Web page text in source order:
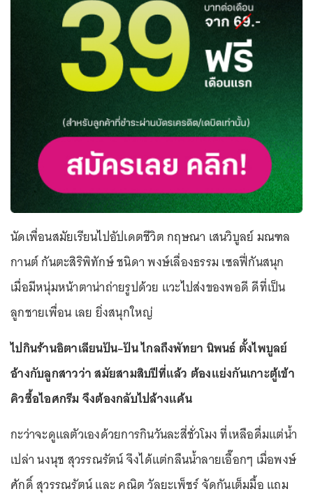
นัดเพื่อนสมัยเรียนไปอัปเดตชีวิต กฤษณา เสนวิบูลย์ มณฑล
กานต์ กันตะสิริพิทักษ์ ชนิดา พงษ์เลื่องธรรม เซลฟี่กันสนุก
เมื่อมีหนุ่มหน้าตาน่าถ่ายรูปด้วย แวะไปส่งของพอดี ดีที่เป็น
ลูกชายเพื่อน เลย ยิ่งสนุกใหญ่
ไปกินร้านอิตาเลียนปัน–ปัน ไกลถึงพัทยา นิพนธ์ ตั้งไพบูลย์
อ้างกับลูกสาวว่า สมัยสามสิบปีที่แล้ว ต้องแย่งกันเกาะตู้เข้า
คิวซื้อไอศกรีม จึงต้องกลับไปล้างแค้น
กะว่าจะดูแลตัวเองด้วยการกินวันละสี่ชั่วโมง ที่เหลือดื่มแต่น้ำ
เปล่า นงนุช สุวรรณรัตน์ จึงได้แต่กลืนน้ำลายเอื๊อกๆ เมื่อพงษ์
ศักดิ์ สุวรรณรัตน์ และ คณิต วัลยะเพ็ชร์ จัดกันเต็มมื้อ แถม